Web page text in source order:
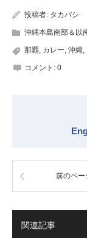
投稿者: タカバシ
沖縄本島南部＆以
那覇, カレー, 沖縄,
コメント: 0
前のペー
関連記事